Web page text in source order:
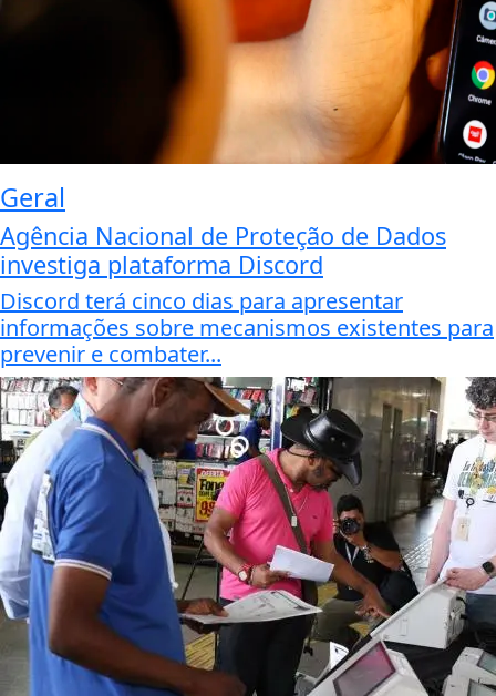
Geral
Agência Nacional de Proteção de Dados
investiga plataforma Discord
Discord terá cinco dias para apresentar
informações sobre mecanismos existentes para
prevenir e combater...